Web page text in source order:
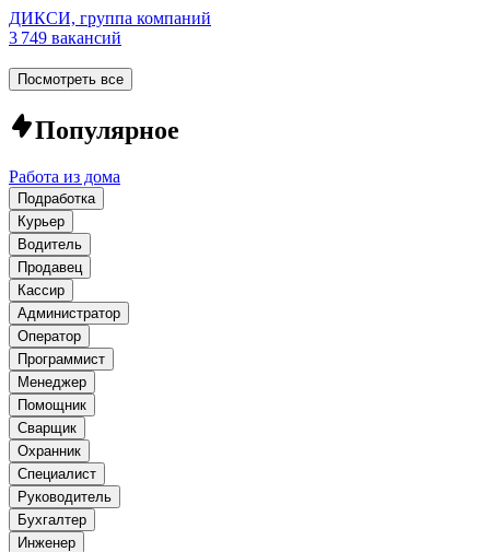
ДИКСИ, группа компаний
3 749 вакансий
Посмотреть все
Популярное
Работа из дома
Подработка
Курьер
Водитель
Продавец
Кассир
Администратор
Оператор
Программист
Менеджер
Помощник
Сварщик
Охранник
Специалист
Руководитель
Бухгалтер
Инженер